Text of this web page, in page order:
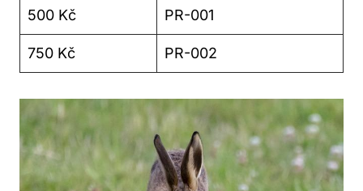
500 Kč PR-001
750 Kč PR-002